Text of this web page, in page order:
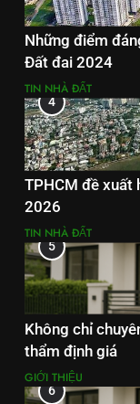
Những điểm
Đất đai 2024
TIN NHÀ ĐẤT
4
TPHCM đề xuất
2026
TIN NHÀ ĐẤT
5
Không chỉ
thẩm định giá
GIỚI THIỆU
6